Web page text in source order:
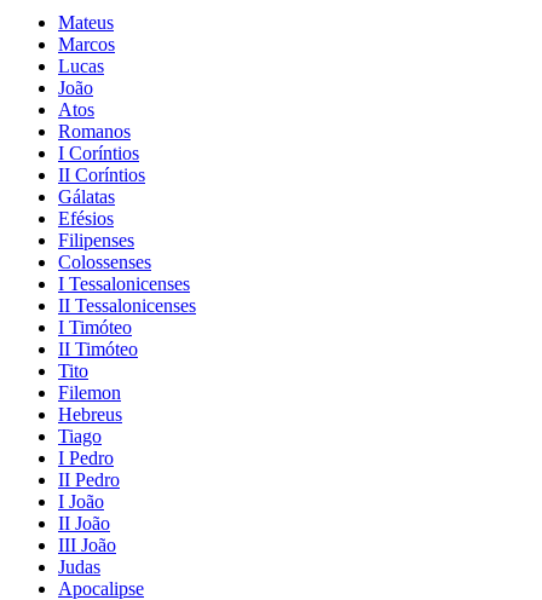
Mateus
Marcos
Lucas
João
Atos
Romanos
I Coríntios
II Coríntios
Gálatas
Efésios
Filipenses
Colossenses
I Tessalonicenses
II Tessalonicenses
I Timóteo
II Timóteo
Tito
Filemon
Hebreus
Tiago
I Pedro
II Pedro
I João
II João
III João
Judas
Apocalipse